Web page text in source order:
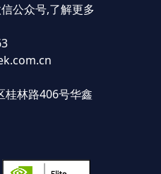
公众号,了解更多
桂林路406号华鑫